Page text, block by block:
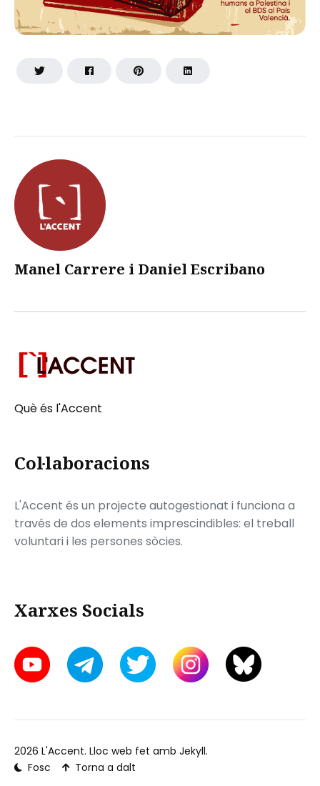
Manel Carrere i Daniel Escribano
Què és l'Accent
Col·laboracions
L'Accent és un projecte autogestionat i funciona a
través de dos elements imprescindibles: el treball
voluntari i les persones sòcies.
Xarxes Socials
2026 L'Accent. Lloc web fet amb Jekyll.
Fosc
Torna a dalt